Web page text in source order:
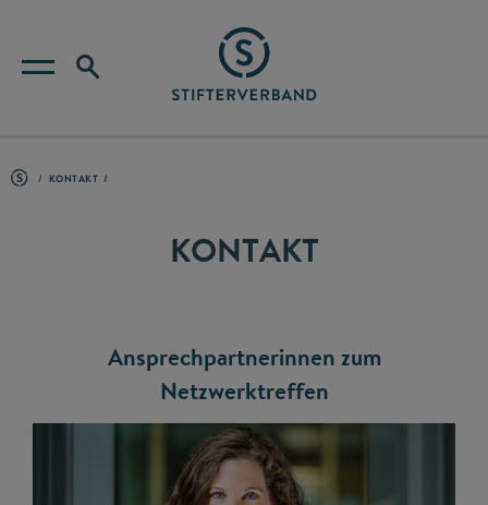
KONTAKT
KONTAKT
Ansprechpartnerinnen zum
Netzwerktreffen